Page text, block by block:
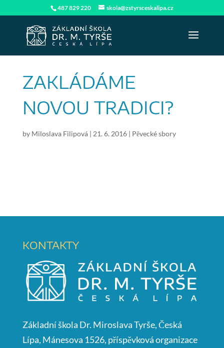
487 829 220 skola@zstyrsceskalipa.cz
ZAKLÁDÁME
NOVOU TRADICI?
by Miloslava Filipová| 21. 6. 2016| Pěvecké sbory
KONTAKTY
Základní škola Dr. Miroslava Tyrše, Česká
Lípa, Mánesova 1526, příspěvková organizace